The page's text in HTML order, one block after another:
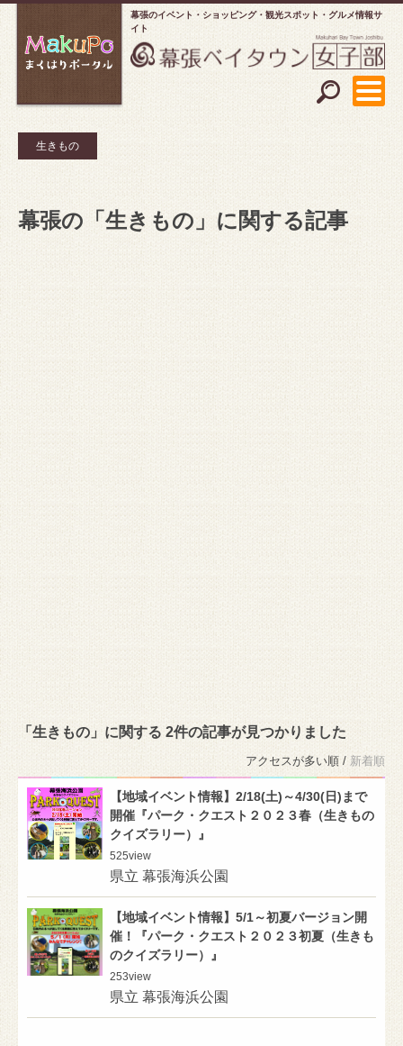
幕張のイベント・ショッピング
観光スポット・グルメ情報サ
イト
生きもの
幕張の「生きもの」に関する記事
「生きもの」に関する 2件の記事が見つかりました
アクセスが多い順 / 新着順
【地域イベント情報】2/18(土)～4/30(日)まで
開催『パーク・クエスト２０２３春（生きもの
クイズラリー）』
525view
県立 幕張海浜公園
【地域イベント情報】5/1～初夏バージョン開
催！『パーク・クエスト２０２３初夏（生きも
のクイズラリー）』
253view
県立 幕張海浜公園